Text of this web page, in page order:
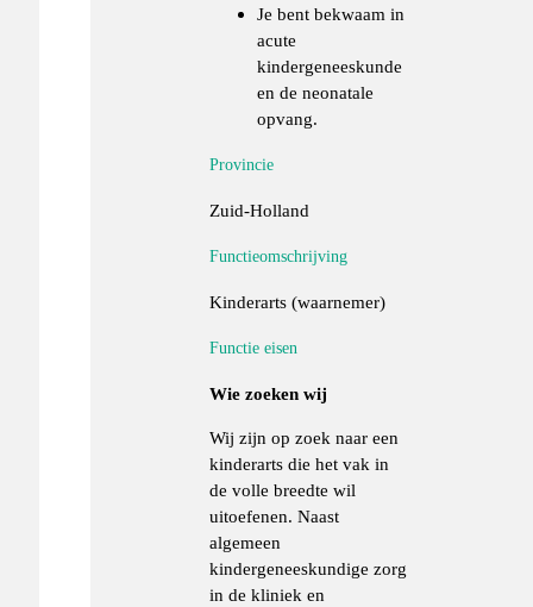
Je bent bekwaam in
acute
kindergeneeskunde
en de neonatale
opvang.
Provincie
Zuid-Holland
Functieomschrijving
Kinderarts (waarnemer)
Functie eisen
Wie zoeken wij
Wij zijn op zoek naar een
kinderarts die het vak in
de volle breedte wil
uitoefenen. Naast
algemeen
kindergeneeskundige zorg
in de kliniek en